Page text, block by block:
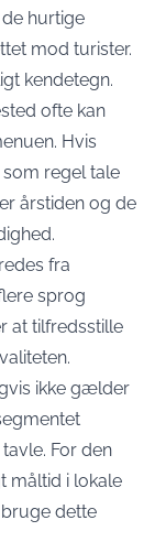
hurtige
mod turister.
kendetegn.
ofte kan
Hvis
regel tale
årstiden og de
fra
sprog
at tilfredsstille
ikke gælder
For den
måltid i lokale
dette